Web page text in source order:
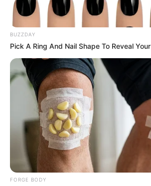
ราศีกรกฎ (ผู้ที่เกิดในช่วงวันที่ 16 ก.ค
BUZZDAY
Pick A Ring And Nail Shape To Reveal
FORGE BODY